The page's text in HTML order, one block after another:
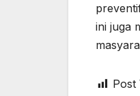
ini juga
Post